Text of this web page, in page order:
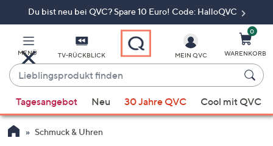
Du bist neu bei QVC? Spare 10 Euro! Code: HalloQVC
MENÜ TV-RÜCKBLICK
Lieblingsprodukt
finden
Vorschläge
verfügbar
sind,
MEIN QVC
0
WARENKORB
Tagesangebot Neu 30 Jahre QVC Cool mit QVC
Schmuck & Uhren